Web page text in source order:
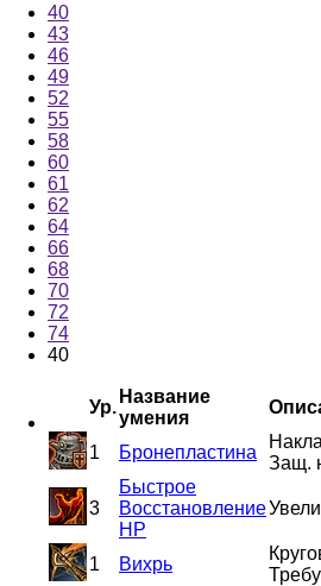
40
43
46
49
52
55
58
60
61
62
64
66
68
70
72
74
40
Ур.
Название
умения
1
Бронепластина
Защ.
3
Быстрое
Восстановление
HP
1 Вихрь